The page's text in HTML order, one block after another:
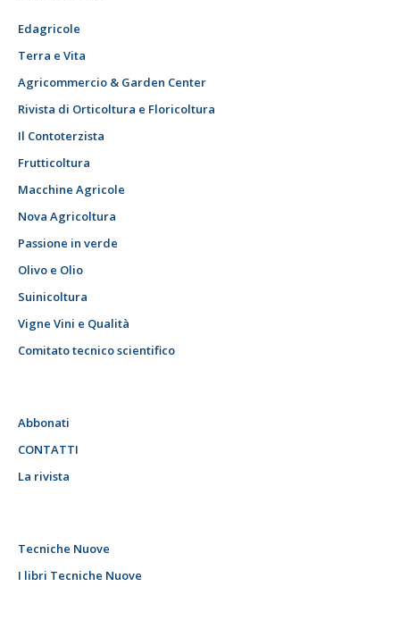
Edagricole
Terra e Vita
Agricommercio & Garden Center
Rivista di Orticoltura e Floricoltura
Il Contoterzista
Frutticoltura
Macchine Agricole
Nova Agricoltura
Passione in verde
Olivo e Olio
Suinicoltura
Vigne Vini e Qualità
Comitato tecnico scientifico
Abbonati
CONTATTI
La rivista
Tecniche Nuove
I libri Tecniche Nuove